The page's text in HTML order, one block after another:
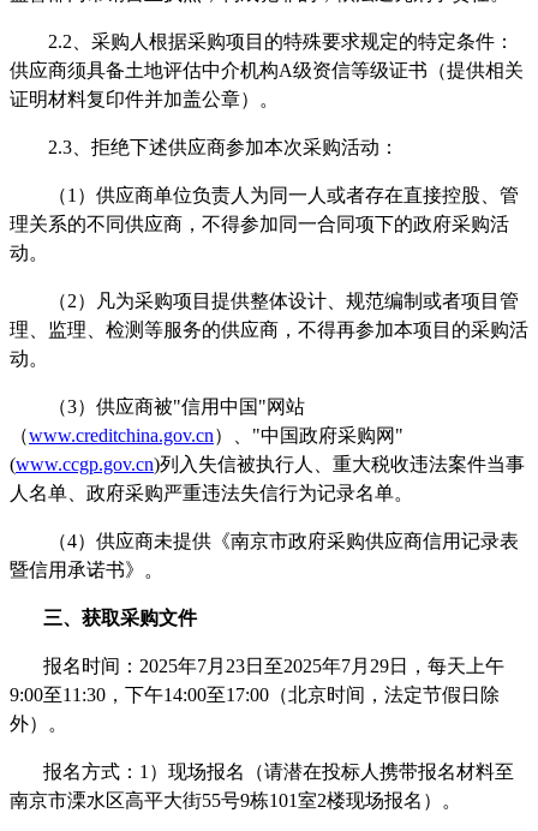
2.2、采购人根据采购项目的特殊要求规定的特定条件：
供应商须具备土地评估中介机构A级资信等级证书（提供相关
证明材料复印件并加盖公章）。
2.3、拒绝下述供应商参加本次采购活动：
（1）供应商单位负责人为同一人或者存在直接控股、管
理关系的不同供应商，不得参加同一合同项下的政府采购活
动。
（2）凡为采购项目提供整体设计、规范编制或者项目管
理、监理、检测等服务的供应商，不得再参加本项目的采购活
动。
（3）供应商被"信用中国"网站
（www.creditchina.gov.cn）、 "中国政府采购网"
(www.ccgp.gov.cn)列入失信被执行人、重大税收违法案件当事
人名单、政府采购严重违法失信行为记录名单。
（4）供应商未提供《南京市政府采购供应商信用记录表
暨信用承诺书》。
三、获取采购文件
报名时间： 2025年7月 23日至2025年7月 29日，每天上午
9:00至11:30，下午14:00至17:00（北京时间，法定节假日除
外）。
报名方式： 1）现场报名（请潜在投标人携带报名材料至
南京市溧水区高平大街55号9栋101室2楼现场报名）。